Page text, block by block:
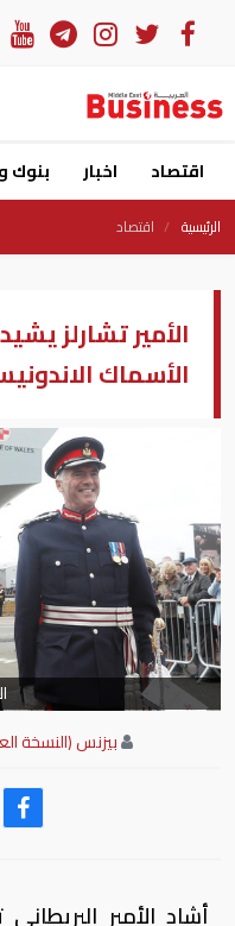
اقتصاد اخبار بنوك
الرئيسية اقتصاد
الأمير تشارلز
الأسماك
بيزنس (النسخة
أشاد الأمير